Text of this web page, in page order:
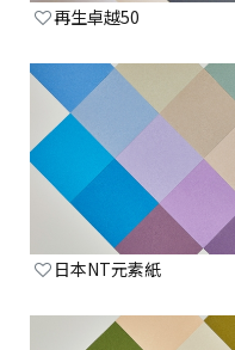
再生卓越50
日本NT元素紙